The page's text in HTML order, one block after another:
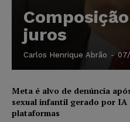
juros
Carlos Henrique Abrão -
Meta é alvo de denúncia
sexual infantil gerado por IA
plataformas